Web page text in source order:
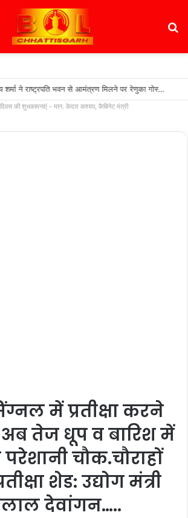
उप मुख्यमंत्री विजय शर्मा ने राष्ट्रपति भवन से आमंत्रण मिलने पर रेणुका गोस्वामी को दी बधाई…..
की शुभकामनाएं - मान. केदार कश्यप, कैबिनेट मंत्री
में प्रतीक्षा करने
अब तेज धूप व बारिश में
परेशानी चौक.चौराहों
शेड: उद्योग मंत्री
देवांगन…..